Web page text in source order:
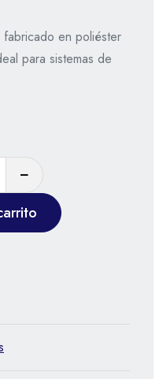
en poliéster
para sistemas de